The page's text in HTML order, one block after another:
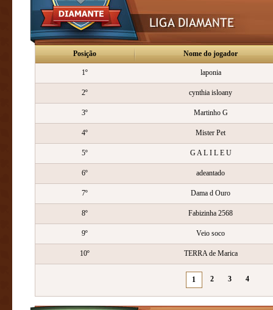
Posição Nome do jogador
1º laponia
2º cynthia isloany
3º Martinho G
4º Mister Pet
5º G A L I L E U
6º adeantado
7º Dama d Ouro
8º Fabizinha 2568
9º Veio soco
10º TERRA de Marica
1 2 3 4